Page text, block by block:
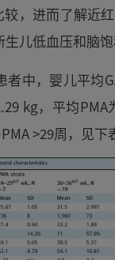
，进而了解近
儿低血压和脑饱
者中，婴儿平均
kg，平均PMA
>29周，见下